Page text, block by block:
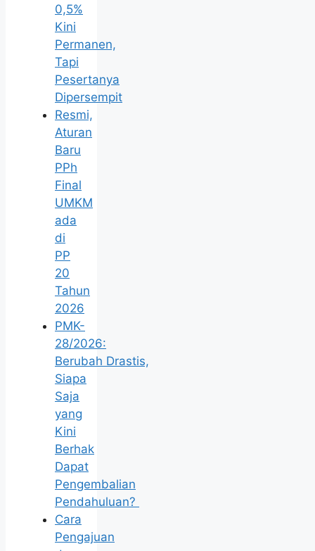
0,5%
Kini
Permanen,
Tapi
Pesertanya
Dipersempit
Resmi,
Aturan
Baru
PPh
Final
UMKM
ada
di
PP
20
Tahun
2026
PMK-
28/2026:
Berubah Drastis,
Siapa
Saja
yang
Kini
Berhak
Dapat
Pengembalian
Pendahuluan?
Cara
Pengajuan